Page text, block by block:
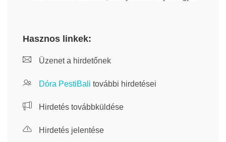
Hasznos linkek:
Üzenet a hirdetőnek
Dóra PestiBali további hirdetései
Hirdetés továbbküldése
Hirdetés jelentése